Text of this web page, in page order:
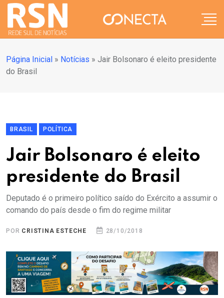
Página Inicial » Notícias » Jair Bolsonaro é eleito presidente
do Brasil
BRASIL POLÍTICA
Jair Bolsonaro é eleito
presidente do Brasil
Deputado é o primeiro político saído do Exército a assumir o
comando do país desde o fim do regime militar
POR CRISTINA ESTECHE 28/10/2018